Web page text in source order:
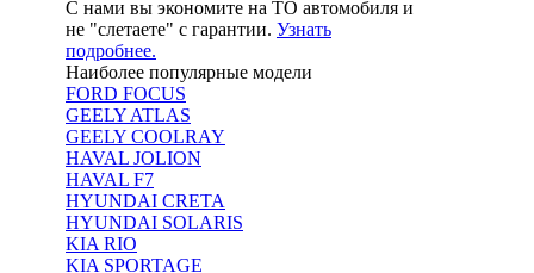
С нами вы экономите на ТО автомобиля и
не "слетаете" с гарантии. Узнать
подробнее.
Наиболее популярные модели
FORD FOCUS
GEELY ATLAS
GEELY COOLRAY
HAVAL JOLION
HAVAL F7
HYUNDAI CRETA
HYUNDAI SOLARIS
KIA RIO
KIA SPORTAGE